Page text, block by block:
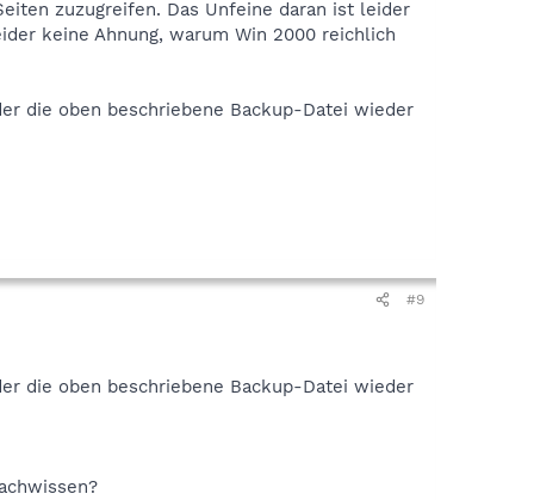
zuzugreifen. Das Unfeine daran ist leider
keine Ahnung, warum Win 2000 reichlich
die oben beschriebene Backup-Datei wieder
#9
die oben beschriebene Backup-Datei wieder